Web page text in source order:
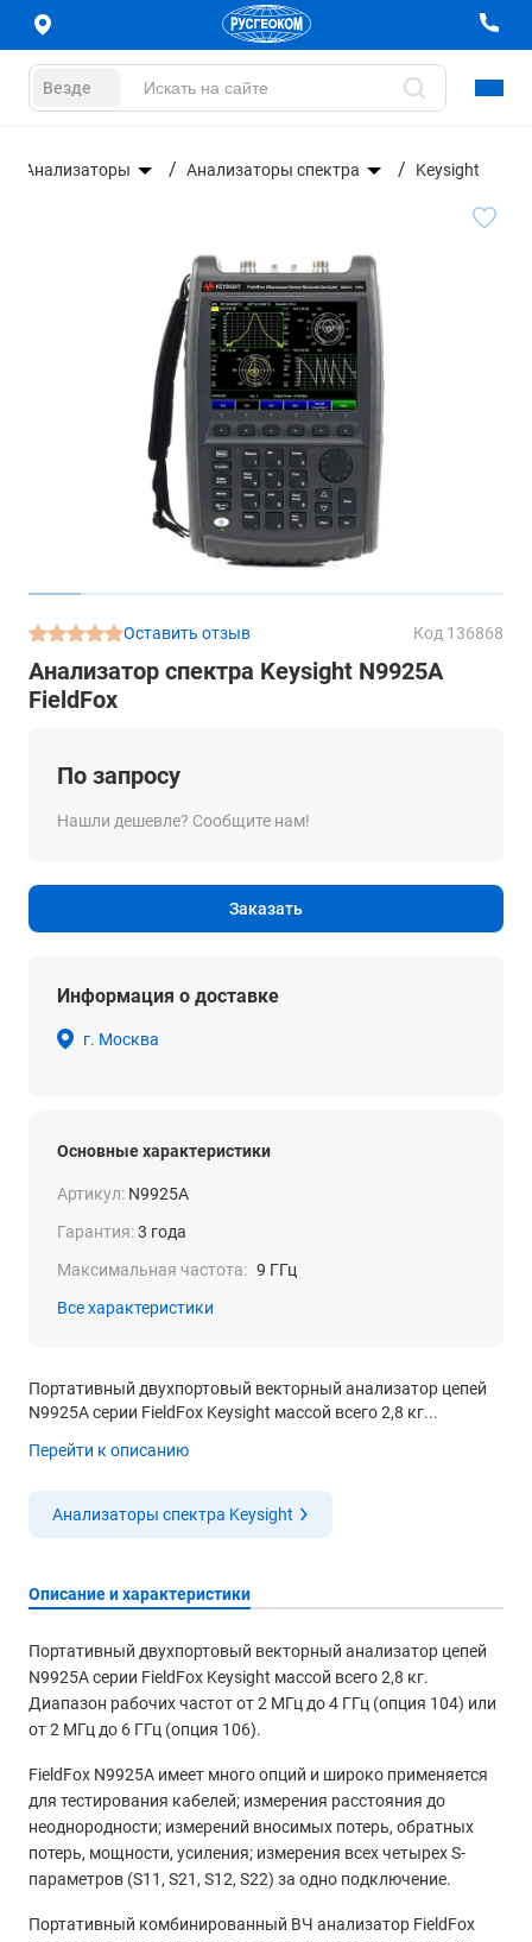
Везде
Анализаторы Анализаторы спектра Keysight
Оставить отзыв Код 136868
Анализатор спектра Keysight N9925A
FieldFox
По запросу
Нашли дешевле? Сообщите нам!
Заказать
Информация о доставке
г. Москва
Основные характеристики
Артикул: N9925A
Гарантия:3 года
Максимальная частота: 9 ГГц
Все характеристики
Портативный двухпортовый векторный анализатор цепей
N9925A серии FieldFox Keysight массой всего 2,8 кг...
Перейти к описанию
Анализаторы спектра Keysight
Описание и характеристики
Портативный двухпортовый векторный анализатор цепей
N9925A серии FieldFox Keysight массой всего 2,8 кг.
Диапазон рабочих частот от 2 МГц до 4 ГГц (опция 104) или
от 2 МГц до 6 ГГц (опция 106).
FieldFox N9925A имеет много опций и широко применяется
для тестирования кабелей; измерения расстояния до
неоднородности; измерений вносимых потерь, обратных
потерь, мощности, усиления; измерения всех четырех S-
параметров (S11, S21, S12, S22) за одно подключение.
Портативный комбинированный ВЧ анализатор FieldFox